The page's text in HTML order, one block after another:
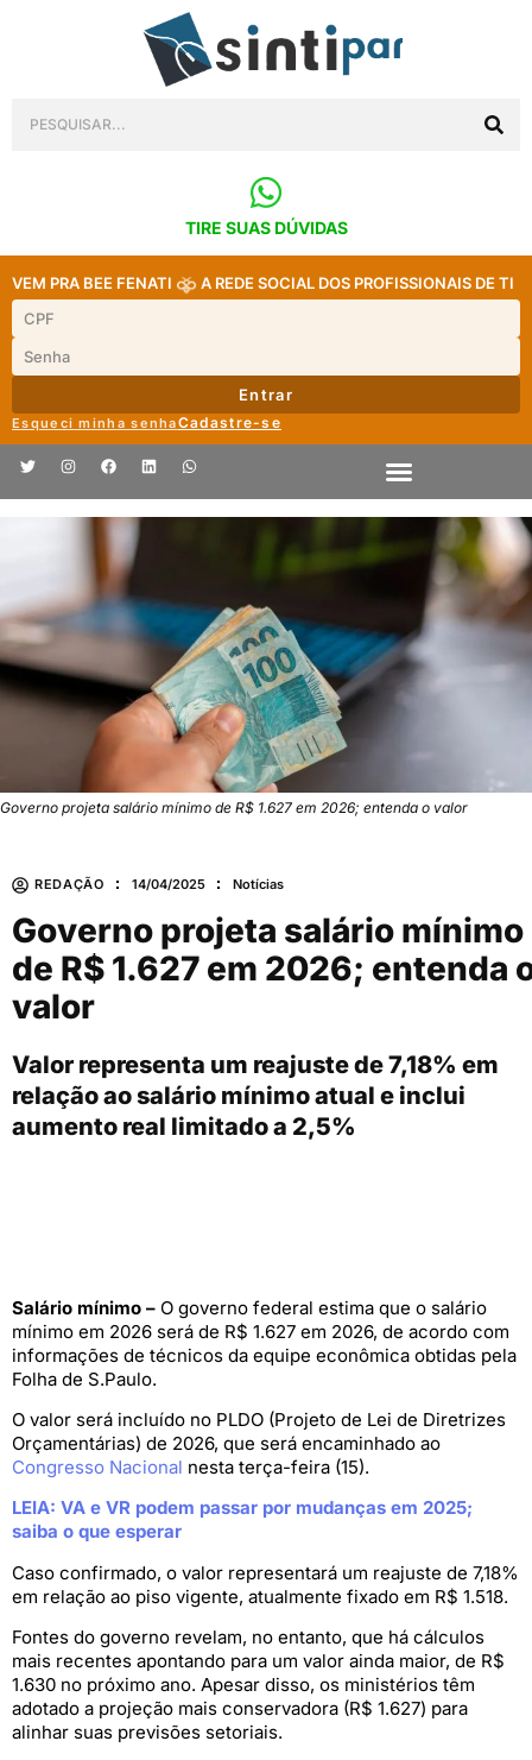
TIRE SUAS DÚVIDAS
VEM PRA BEE FENATI A REDE SOCIAL DOS PROFISSIONAIS DE TI
Entrar
Esqueci minha senhaCadastre-se
Governo projeta salário mínimo de R$ 1.627 em 2026; entenda o valor
REDAÇÃO 14/04/2025 Notícias
Governo projeta salário mínimo
de R$ 1.627 em 2026; entenda
valor
Valor representa um reajuste de 7,18% em
relação ao salário mínimo atual e inclui
aumento real limitado a 2,5%
Salário mínimo – O governo federal estima que o salário
mínimo em 2026 será de R$ 1.627 em 2026, de acordo com
informações de técnicos da equipe econômica obtidas pela
Folha de S.Paulo.
O valor será incluído no PLDO (Projeto de Lei de Diretrizes
Orçamentárias) de 2026, que será encaminhado ao
Congresso Nacional nesta terça-feira (15).
LEIA: VA e VR podem passar por mudanças em 2025;
saiba o que esperar
Caso confirmado, o valor representará um reajuste de 7,18%
em relação ao piso vigente, atualmente fixado em R$ 1.518.
Fontes do governo revelam, no entanto, que há cálculos
mais recentes apontando para um valor ainda maior, de R$
1.630 no próximo ano. Apesar disso, os ministérios têm
adotado a projeção mais conservadora (R$ 1.627) para
alinhar suas previsões setoriais.